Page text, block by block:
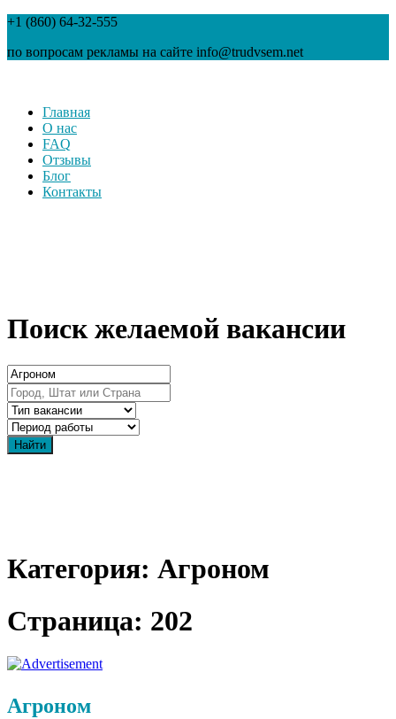
+1 (860) 64-32-555
по вопросам рекламы на сайте info@trudvsem.net
Главная
О нас
FAQ
Отзывы
Блог
Контакты
Поиск желаемой вакансии
Категория: Агроном
Страница: 202
Агроном